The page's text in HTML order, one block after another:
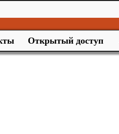
Открытый доступ